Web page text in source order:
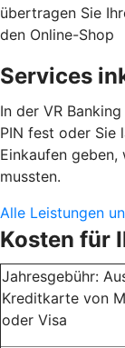
übertragen Sie
den Online-Shop
Services
In der VR
PIN fest oder Sie
Einkaufen geben,
mussten.
Alle Leistungen
Kosten für
Jahresgebühr:
Kreditkarte von
oder Visa